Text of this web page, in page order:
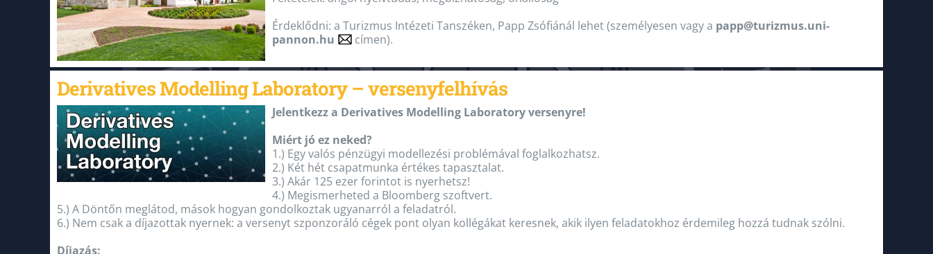
Érdeklődni: a Turizmus Intézeti Tanszéken, Papp Zsófiánál lehet (személyesen vagy a papp@turizmus.uni-
pannon.hu
címen).
Derivatives Modelling Laboratory – versenyfelhívás
Jelentkezz a Derivatives Modelling Laboratory versenyre!
Miért jó ez neked?
1.) Egy valós pénzügyi modellezési problémával foglalkozhatsz.
2.) Két hét csapatmunka értékes tapasztalat.
3.) Akár 125 ezer forintot is nyerhetsz!
4.) Megismerheted a Bloomberg szoftvert.
5.) A Döntőn meglátod, mások hogyan gondolkoztak ugyanarról a feladatról.
6.) Nem csak a díjazottak nyernek: a versenyt szponzoráló cégek pont olyan kollégákat keresnek, akik ilyen feladatokhoz érdemileg hozzá tudnak szólni.
Díjazás: